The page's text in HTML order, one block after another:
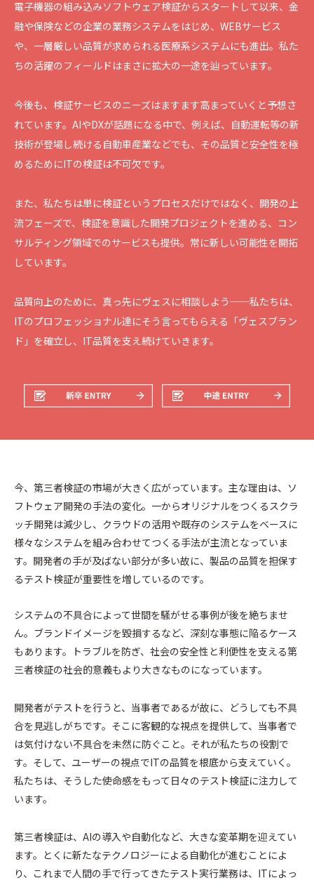
電子機器の組み込みソフトウェア検証からスタートして以来、金
融や保険などの企業の業務システムをはじめ、WEBサービス
や、一層厳しい品質が求められる医療系システムにも進出。私た
ちの活躍のフィールドはまさに拡大の一途を辿っています。
今後も、検証サービスのニーズはますます高まっていくと予想さ
れています。AIやDXが話題になる中で、例えば、自動運転等の新
技術が登場し続ける自動車産業などでも、その品質と安全性を極
めるためにITの検証は不可欠です。
また、私たちは単に検証というプロセスだけではなく、開発の上
流フェーズで、検証を意識した開発プロジェクトを進める、コン
サルティング領域でのサービスも提供。常に新しい可能性を開拓
しています。
品質向上のために、真っ先にヴェスに相談しよう──私たちは、
ITのプロフェッショナル達にそう言ってもらえる「ヴェスブラン
ド」を確立し、IT品質を支え続けていきます。
今、第三者検証の市場が大きく広がっています。主な理由は、ソ
フトウェア開発の手法の変化。一からオリジナルをつくるスクラ
ッチ開発は減少し、クラウドの活用や既存のシステムをベースに
様々なシステムを組み合わせてつくる手法が主流となっていま
す。開発者の手が及ばない部分が多い故に、製品の品質を担保す
るテスト検証が重要性を増しているのです。
システムの不具合によって世間を騒がせる事例が後を絶ちませ
ん。ブランドイメージを毀損するなど、深刻な事態に陥るケース
もあります。トラブルを防ぎ、社会の安全性と利便性を支える第
三者検証の社会的意義もより大きなものになっています。
開発者がテストを行うと、当事者であるが故に、どうしても不具
合を見逃しがちです。そこに客観的な視点を提供して、当事者で
は気付けない不具合を未然に防ぐこと。それが私たちの役割で
す。そして、ユーザーの視点でITの品質を根底から支えていく。
私たちは、そうした使命感をもって日々のテスト検証に注力して
います。
第三者検証は、AIの導入や自動化など、大きな変革期を迎えてい
ます。とくに新たなテクノロジーによる自動化が進むことによ
り、これまで人間の手で行ってきたテスト実行業務は、ITによっ